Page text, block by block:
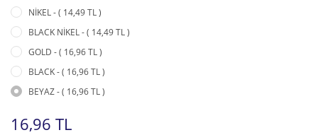
NİKEL - ( 14,49 TL )
BLACK NİKEL - ( 14,49 TL )
GOLD - ( 16,96 TL )
BLACK - ( 16,96 TL )
BEYAZ - ( 16,96 TL )
16,96 TL